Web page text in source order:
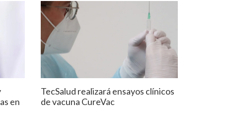
en
TecSalud realizará ensayos clínicos
de vacuna CureVac